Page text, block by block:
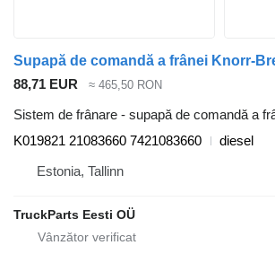
88,71 EUR ≈ 465,50 RON
Sistem de frânare - supapă de comandă a
K019821 21083660 7421083660
diesel
Estonia, Tallinn
TruckParts Eesti OÜ